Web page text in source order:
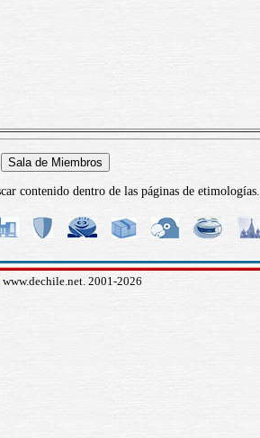
contenido dentro de las páginas de etimologías.
www.dechile.net. 2001-2026